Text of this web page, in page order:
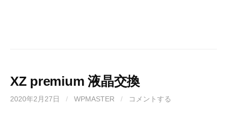
XZ premium 液晶交換
2020年2月27日 / WPMASTER / コメントする